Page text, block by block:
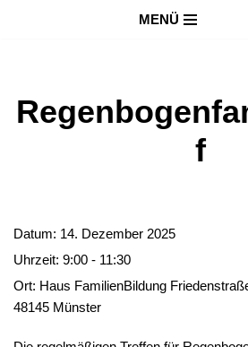
MENÜ
f
Datum: 14. Dezember 2025
Uhrzeit: 9:00 - 11:30
Ort: Haus FamilienBildung
48145 Münster